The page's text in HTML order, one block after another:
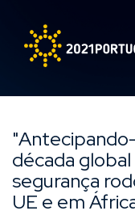
década
segurança
UE e em